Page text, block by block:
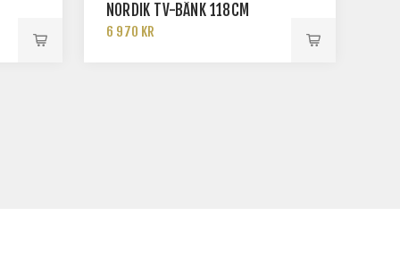
NORDIK TV-BÄNK 118CM
6 970 KR